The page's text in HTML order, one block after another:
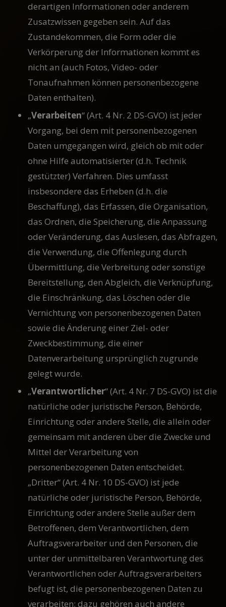
derartigen Informationen oder anderem
Zusatzwissen gegeben sein. Auf das
Zustandekommen, die Form oder die
Verkörperung der Informationen kommt es
nicht an (auch Fotos, Video- oder
Tonaufnahmen können personenbezogene
Daten enthalten).
„Verarbeiten“ (Art. 4 Nr. 2 DS-GVO) ist jeder
Vorgang, bei dem mit personenbezogenen
Daten umgegangen wird, gleich ob mit oder
ohne Hilfe automatisierter (d.h. Technik
gestützter) Verfahren. Dies umfasst
insbesondere das Erheben (d.h. die
Beschaffung), das Erfassen, die Organisation,
das Ordnen, die Speicherung, die Anpassung
oder Veränderung, das Auslesen, das Abfragen,
die Verwendung, die Offenlegung durch
Übermittlung, die Verbreitung oder sonstige
Bereitstellung, den Abgleich, die Verknüpfung,
die Einschränkung, das Löschen oder die
Vernichtung von personenbezogenen Daten
sowie die Änderung einer Ziel- oder
Zweckbestimmung, die einer
Datenverarbeitung ursprünglich zugrunde
gelegt wurde.
„Verantwortlicher“ (Art. 4 Nr. 7 DS-GVO) ist die
natürliche oder juristische Person, Behörde,
Einrichtung oder andere Stelle, die allein oder
gemeinsam mit anderen über die Zwecke und
Mittel der Verarbeitung von
personenbezogenen Daten entscheidet.
„Dritter“ (Art. 4 Nr. 10 DS-GVO) ist jede
natürliche oder juristische Person, Behörde,
Einrichtung oder andere Stelle außer dem
Betroffenen, dem Verantwortlichen, dem
Auftragsverarbeiter und den Personen, die
unter der unmittelbaren Verantwortung des
Verantwortlichen oder Auftragsverarbeiters
befugt ist, die personenbezogenen Daten zu
verarbeiten; dazu gehören auch andere